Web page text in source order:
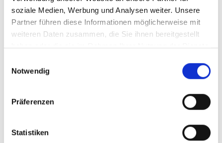
soziale Medien, Werbung und Analysen weiter. Unsere
Partner führen diese Informationen möglicherweise mit
weiteren Daten zusammen, die Sie ihnen bereitgestellt
haben oder die sie im Rahmen Ihrer Nutzung der Dienste
Notwendig
Präferenzen
Statistiken
MÖCHTEST DU EIN STÜCK ZUM KUCHEN BEITRAGEN?